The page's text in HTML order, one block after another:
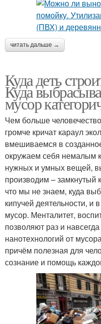
читать дальше →
Куда деть
Куда
мусор
Чем больше
громче кричат караул
вмешиваемся в
окружаем себя немалым
нужных и умных вещей,
производим – замкнутый
что мы не знаем, куда
кипучей деятельности, и
мусор. Менталитет,
позволяют раз и
нанотехнологий от
причём полезная для
сознание и помощь